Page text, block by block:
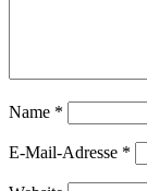
Name *
E-Mail-Adresse *